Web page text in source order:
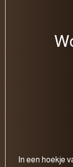
In een hoekje